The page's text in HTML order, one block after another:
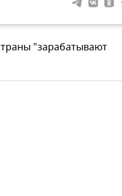
"зарабатывают